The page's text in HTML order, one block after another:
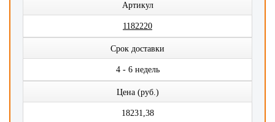
Артикул
1182220
Срок доставки
4 - 6 недель
Цена (руб.)
18231,38